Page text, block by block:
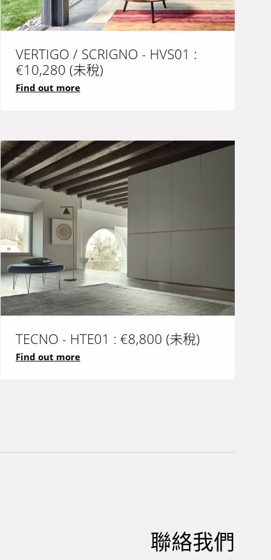
VERTIGO / SCRIGNO - HVS01 :
€10,280 (未稅)
Find out more
TECNO - HTE01 : €8,800 (未稅)
Find out more
聯絡我們